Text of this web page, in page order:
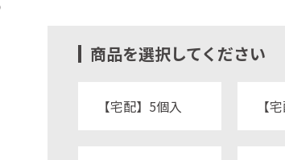
商品を選択してください
【宅配】5個入 【